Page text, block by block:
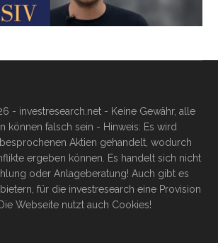
- investresearch.net - Keine Gewähr, alle
können falsch sein - Hinweis: Es wird
Aktien gehandelt, wodurch
ergeben können. Es handelt sich nicht
oder Anlageberatung! Auch gibt es
für die investresearch eine Provision
Webseite nutzt auch Cookies!